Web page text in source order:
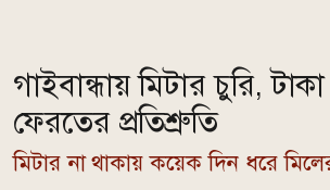
গাইবান্ধায় মিটার চুরি,
ফেরতের প্রতিশ্রুতি
মিটার না থাকায় কয়েক দিন ধরে